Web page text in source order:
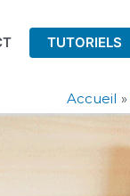
TUTORIELS
Accueil